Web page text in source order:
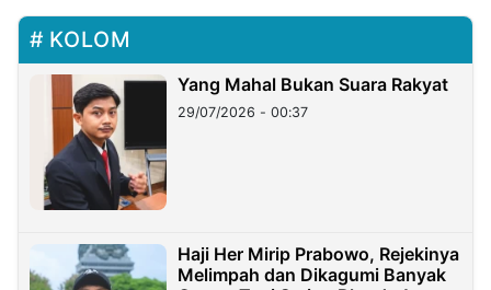
KOLOM
Yang Mahal Bukan Suara Rakyat
29/07/2026 - 00:37
Haji Her Mirip Prabowo, Rejekinya
Melimpah dan Dikagumi Banyak